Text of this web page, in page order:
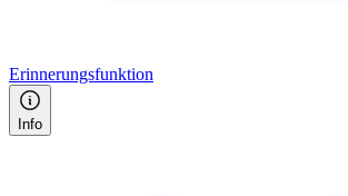
Erinnerungsfunktion
Info